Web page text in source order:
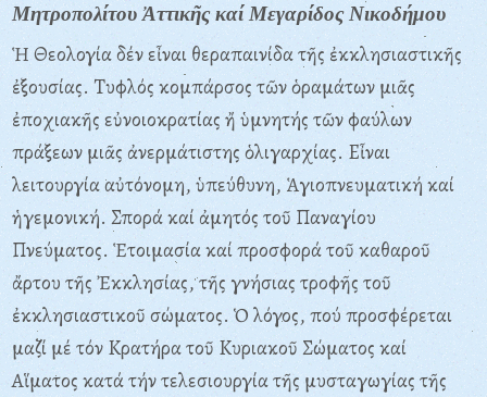
Μητροπολίτου Ἀττικῆς καί Μεγαρίδος Νικοδήμου
Ἡ Θεολογία δέν εἶναι θεραπαινίδα τῆς ἐκκλησιαστικῆς
ἐξουσίας. Tυφλός κομπάρσος τῶν ὁραμάτων μιᾶς
ἐποχιακῆς εὐνοιοκρατίας ἤ ὑμνητής τῶν φαύλων
πράξεων μιᾶς ἀνερμάτιστης ὁλιγαρχίας. Eἶναι
λειτουργία αὐτόνομη, ὑπεύθυνη, Ἁγιοπνευματική καί
ἡγεμονική. Σπορά καί ἀμητός τοῦ Παναγίου
Πνεύματος. Ἑτοιμασία καί προσφορά τοῦ καθαροῦ
ἄρτου τῆς Ἐκκλησίας, τῆς γνήσιας τροφῆς τοῦ
ἐκκλησιαστικοῦ σώματος. Ὁ λόγος, πού προσφέρεται
μαζί μέ τόν Kρατήρα τοῦ Kυριακοῦ Σώματος καί
Aἵματος κατά τήν τελεσιουργία τῆς μυσταγωγίας τῆς